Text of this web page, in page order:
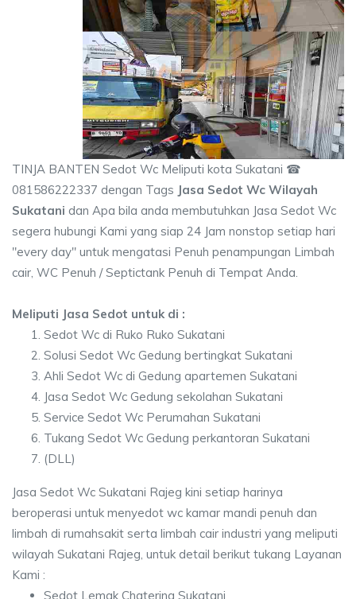
TINJA BANTEN Sedot Wc Meliputi kota Sukatani ☎
081586222337 dengan Tags Jasa Sedot Wc Wilayah
Sukatani dan Apa bila anda membutuhkan Jasa Sedot Wc
segera hubungi Kami yang siap 24 Jam nonstop setiap hari
"every day" untuk mengatasi Penuh penampungan Limbah
cair, WC Penuh / Septictank Penuh di Tempat Anda.
Meliputi Jasa Sedot untuk di :
Sedot Wc di Ruko Ruko Sukatani
Solusi Sedot Wc Gedung bertingkat Sukatani
Ahli Sedot Wc di Gedung apartemen Sukatani
Jasa Sedot Wc Gedung sekolahan Sukatani
Service Sedot Wc Perumahan Sukatani
Tukang Sedot Wc Gedung perkantoran Sukatani
(DLL)
Jasa Sedot Wc Sukatani Rajeg kini setiap harinya
beroperasi untuk menyedot wc kamar mandi penuh dan
limbah di rumahsakit serta limbah cair industri yang meliputi
wilayah Sukatani Rajeg, untuk detail berikut tukang Layanan
Kami :
Sedot Lemak Chatering Sukatani